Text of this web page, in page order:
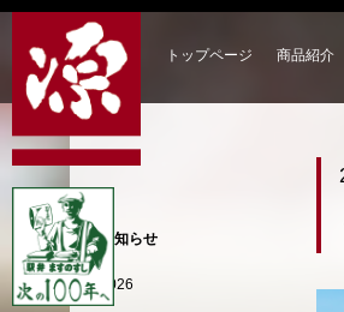
トップページ 商品紹介
お知らせ
2026